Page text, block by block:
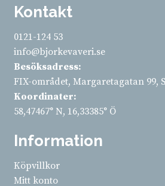
Kontakt
0121-124 53
info@bjorkevaveri.se
Besöksadress:
FIX-området, Margaretagatan 99,
Koordinater:
58,47467° N, 16,33385° Ö
Information
Köpvillkor
Mitt konto